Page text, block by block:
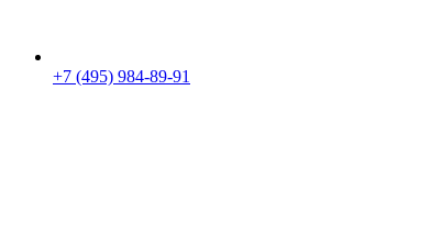
+7 (495) 984-89-91